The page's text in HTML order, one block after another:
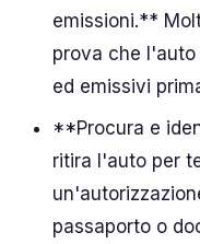
emissioni.**
prova che
ed emissivi
**Procura e
ritira l'auto per
passaporto o